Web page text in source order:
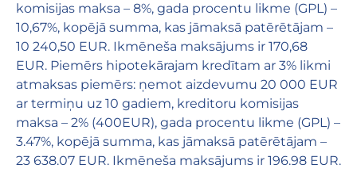
komisijas maksa – 8%, gada procentu likme (GPL) –
10,67%, kopējā summa, kas jāmaksā patērētājam –
10 240,50 EUR. Ikmēneša maksājums ir 170,68
EUR. Piemērs hipotekārajam kredītam ar 3% likmi
atmaksas piemērs: ņemot aizdevumu 20 000 EUR
ar termiņu uz 10 gadiem, kreditoru komisijas
maksa – 2% (400EUR), gada procentu likme (GPL) –
3.47%, kopējā summa, kas jāmaksā patērētājam –
23 638.07 EUR. Ikmēneša maksājums ir 196.98 EUR.